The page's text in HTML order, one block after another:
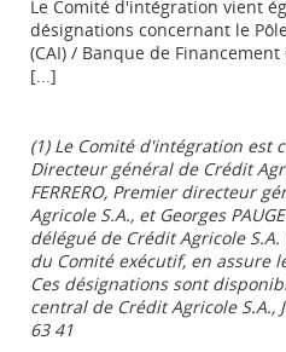
Le Comité d'intégration vient
désignations concernant le
(CAI) / Banque de
[...]
(1) Le Comité d'intégration est
Directeur général de Crédit
FERRERO, Premier directeur
Agricole S.A., et Georges
délégué de Crédit Agricole
du Comité exécutif, en assure
Ces désignations sont
central de Crédit Agricole S.A.,
63 41